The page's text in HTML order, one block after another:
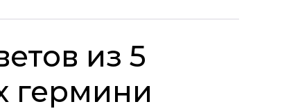
из 5
гермини